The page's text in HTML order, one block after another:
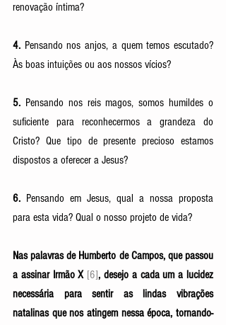
renovação íntima?
4. Pensando nos anjos, a quem temos escutado?
Às boas intuições ou aos nossos vícios?
5. Pensando nos reis magos, somos humildes o
suficiente para reconhecermos a grandeza do
Cristo? Que tipo de presente precioso estamos
dispostos a oferecer a Jesus?
6. Pensando em Jesus, qual a nossa proposta
para esta vida? Qual o nosso projeto de vida?
Nas palavras de Humberto de Campos, que passou
a assinar Irmão X [6], desejo a cada um a lucidez
necessária para sentir as lindas vibrações
natalinas que nos atingem nessa época, tornando-